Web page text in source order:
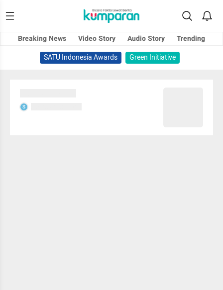
Breaking News Video Story Audio Story
Trending
SATU Indonesia Awards
Green Initiative
S